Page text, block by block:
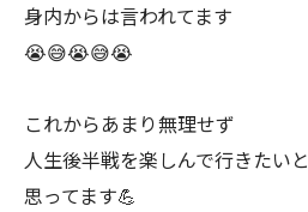
身内からは言われてます
😭😅😭😅😭
これからあまり無理せず
人生後半戦を楽しんで行きたいと
思ってます💪